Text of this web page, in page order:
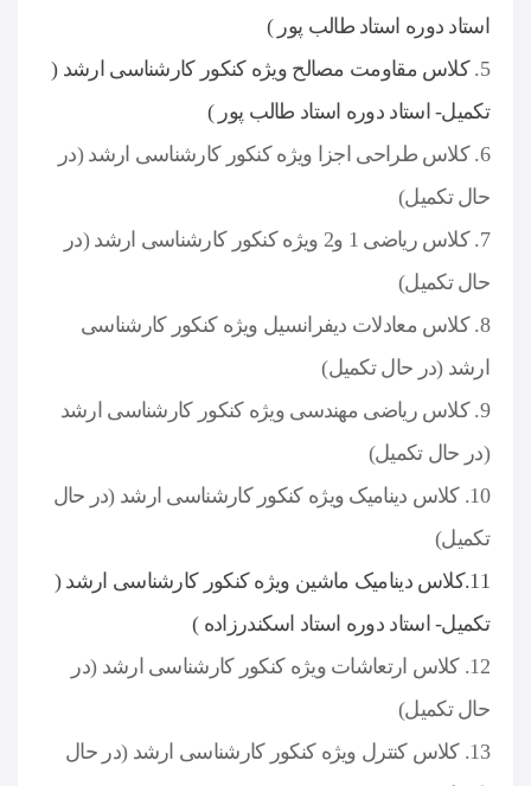
استاد دوره استاد طالب پور )
5. کلاس مقاومت مصالح ویژه کنکور کارشناسی ارشد (
تکمیل- استاد دوره استاد طالب پور )
6. کلاس طراحی اجزا ویژه کنکور کارشناسی ارشد (در
حال تکمیل)
7. کلاس ریاضی 1 و2 ویژه کنکور کارشناسی ارشد (در
حال تکمیل)
8. کلاس معادلات دیفرانسیل ویژه کنکور کارشناسی
ارشد (در حال تکمیل)
9. کلاس ریاضی مهندسی ویژه کنکور کارشناسی ارشد
(در حال تکمیل)
10. کلاس دینامیک ویژه کنکور کارشناسی ارشد (در حال
تکمیل)
11.کلاس دینامیک ماشین ویژه کنکور کارشناسی ارشد (
تکمیل- استاد دوره استاد اسکندرزاده )
12. کلاس ارتعاشات ویژه کنکور کارشناسی ارشد (در
حال تکمیل)
13. کلاس کنترل ویژه کنکور کارشناسی ارشد (در حال